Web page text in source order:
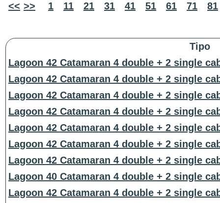
<< >> 1 11 21 31 41 51 61 71 81
Tipo
Lagoon 42 Catamaran 4 double + 2 single
Lagoon 42 Catamaran 4 double + 2 single
Lagoon 42 Catamaran 4 double + 2 single
Lagoon 42 Catamaran 4 double + 2 single
Lagoon 42 Catamaran 4 double + 2 single
Lagoon 42 Catamaran 4 double + 2 single
Lagoon 42 Catamaran 4 double + 2 single
Lagoon 40 Catamaran 4 double + 2 single
Lagoon 42 Catamaran 4 double + 2 single